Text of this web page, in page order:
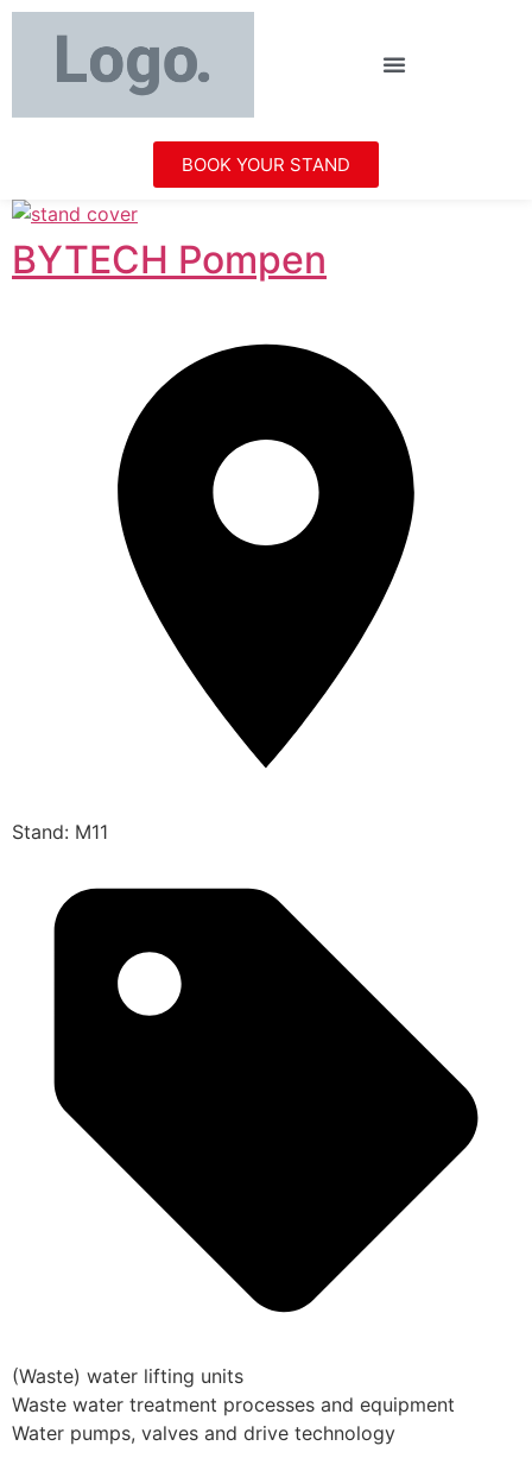
BOOK YOUR STAND
BYTECH Pompen
Stand: M11
(Waste) water lifting units
Waste water treatment processes and equipment
Water pumps, valves and drive technology